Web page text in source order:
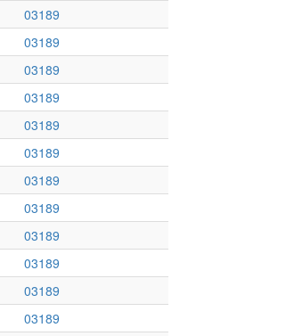
03189
03189
03189
03189
03189
03189
03189
03189
03189
03189
03189
03189